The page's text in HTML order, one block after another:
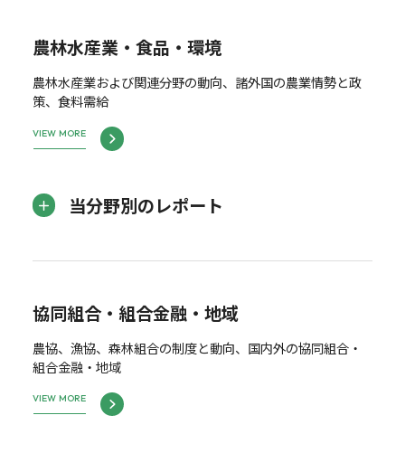
農林水産業・食品・環境
農林水産業および関連分野の動向、諸外国の農業情勢と政
策、食料需給
VIEW MORE
当分野別のレポート
協同組合・組合金融・地域
農協、漁協、森林組合の制度と動向、国内外の協同組合・
組合金融・地域
VIEW MORE